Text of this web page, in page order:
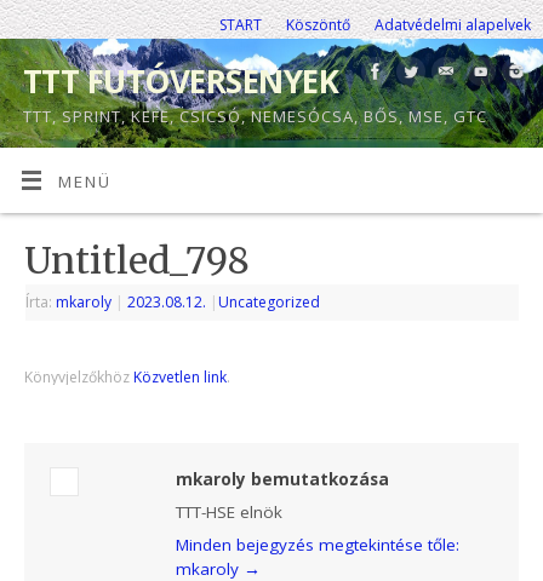
START Köszöntő Adatvédelmi alapelvek
TTT FUTÓVERSENYEK
TTT, SPRINT, KEFE, CSICSÓ, NEMESÓCSA, BŐS, MSE, GTC
MENÜ
Untitled_798
Írta: mkaroly | 2023.08.12. | Uncategorized
Könyvjelzőkhöz Közvetlen link.
mkaroly bemutatkozása
TTT-HSE elnök
Minden bejegyzés megtekintése tőle:
mkaroly →